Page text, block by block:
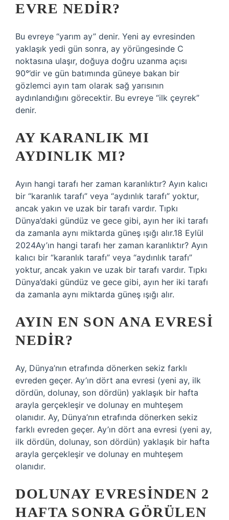
EVRE NEDIR?
Bu evreye “yarım ay” denir. Yeni ay evresinden
yaklaşık yedi gün sonra, ay yörüngesinde C
noktasına ulaşır, doğuya doğru uzanma açısı
90°’dir ve gün batımında güneye bakan bir
gözlemci ayın tam olarak sağ yarısının
aydınlandığını görecektir. Bu evreye “ilk çeyrek”
denir.
AY KARANLIK MI
AYDINLIK MI?
Ayın hangi tarafı her zaman karanlıktır? Ayın kalıcı
bir “karanlık tarafı” veya “aydınlık tarafı” yoktur,
ancak yakın ve uzak bir tarafı vardır. Tıpkı
Dünya’daki gündüz ve gece gibi, ayın her iki tarafı
da zamanla aynı miktarda güneş ışığı alır.18 Eylül
2024Ay’ın hangi tarafı her zaman karanlıktır? Ayın
kalıcı bir “karanlık tarafı” veya “aydınlık tarafı”
yoktur, ancak yakın ve uzak bir tarafı vardır. Tıpkı
Dünya’daki gündüz ve gece gibi, ayın her iki tarafı
da zamanla aynı miktarda güneş ışığı alır.
AYIN EN SON ANA EVRESI
NEDIR?
Ay, Dünya’nın etrafında dönerken sekiz farklı
evreden geçer. Ay’ın dört ana evresi (yeni ay, ilk
dördün, dolunay, son dördün) yaklaşık bir hafta
arayla gerçekleşir ve dolunay en muhteşem
olanıdır. Ay, Dünya’nın etrafında dönerken sekiz
farklı evreden geçer. Ay’ın dört ana evresi (yeni ay,
ilk dördün, dolunay, son dördün) yaklaşık bir hafta
arayla gerçekleşir ve dolunay en muhteşem
olanıdır.
DOLUNAY EVRESINDEN 2
HAFTA SONRA GÖRÜLEN